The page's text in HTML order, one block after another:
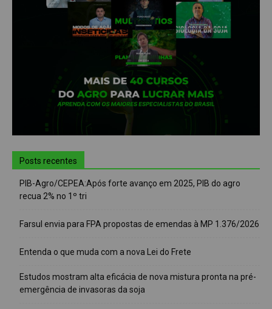
Posts recentes
PIB-Agro/CEPEA:Após forte avanço em 2025, PIB do agro
recua 2% no 1º tri
Farsul envia para FPA propostas de emendas à MP 1.376/2026
Entenda o que muda com a nova Lei do Frete
Estudos mostram alta eficácia de nova mistura pronta na pré-
emergência de invasoras da soja